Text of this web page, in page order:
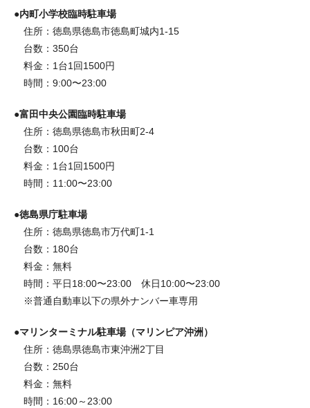
●内町小学校臨時駐車場
住所：徳島県徳島市徳島町城内1-15
台数：350台
料金：1台1回1500円
時間：9:00〜23:00
●富田中央公園臨時駐車場
住所：徳島県徳島市秋田町2-4
台数：100台
料金：1台1回1500円
時間：11:00〜23:00
●徳島県庁駐車場
住所：徳島県徳島市万代町1-1
台数：180台
料金：無料
時間：平日18:00〜23:00 休日10:00〜23:00
※普通自動車以下の県外ナンバー車専用
●マリンターミナル駐車場（マリンピア沖洲）
住所：徳島県徳島市東沖洲2丁目
台数：250台
料金：無料
時間：16:00～23:00